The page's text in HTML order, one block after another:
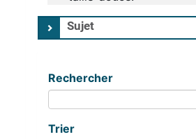
Sujet
Rechercher
Trier